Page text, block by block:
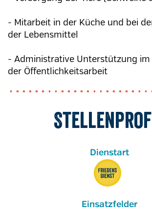
- Mitarbeit in der Küche und bei
der Lebensmittel
- Administrative Unterstützung im
der Öffentlichkeitsarbeit